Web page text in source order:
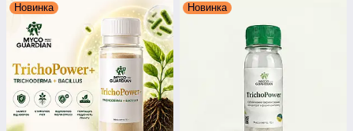
Новинка Новинка